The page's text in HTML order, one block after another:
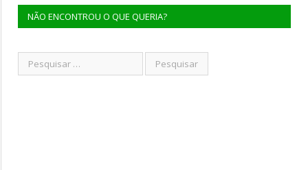
NÃO ENCONTROU O QUE QUERIA?